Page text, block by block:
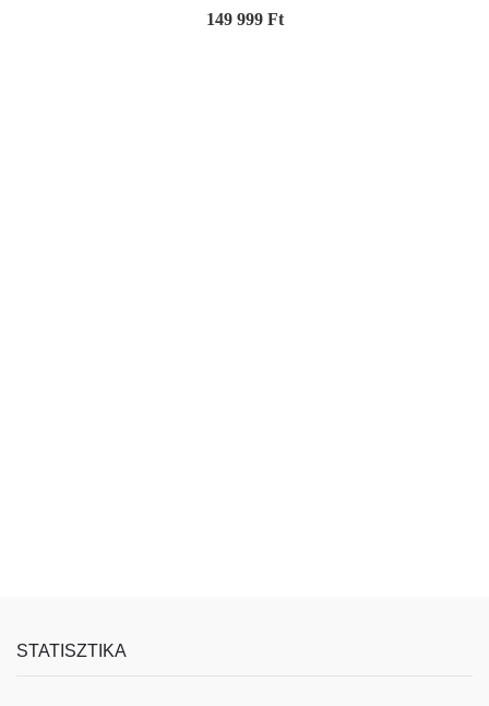
149 999 Ft
STATISZTIKA